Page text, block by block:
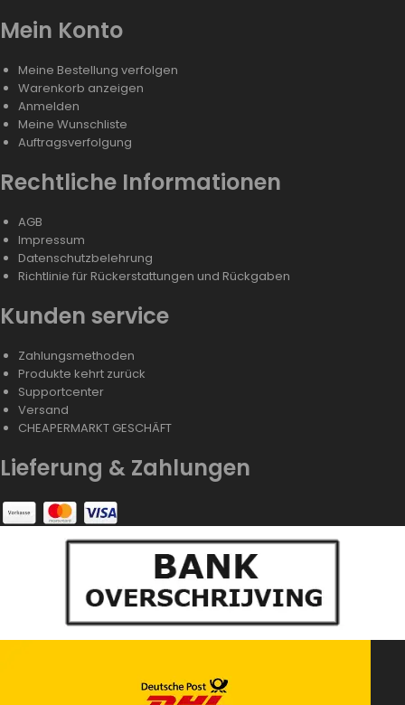
Mein Konto
Meine Bestellung verfolgen
Warenkorb anzeigen
Anmelden
Meine Wunschliste
Auftragsverfolgung
Rechtliche Informationen
AGB
Impressum
Datenschutzbelehrung
Richtlinie für Rückerstattungen und Rückgaben
Kunden service
Zahlungsmethoden
Produkte kehrt zurück
Supportcenter
Versand
CHEAPERMARKT GESCHÄFT
Lieferung & Zahlungen